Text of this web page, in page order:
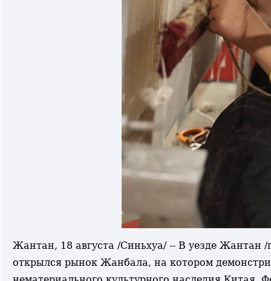
Жантан, 18 августа /Синьхуа/ -- В уезде
открылся рынок Жанбала, на котором